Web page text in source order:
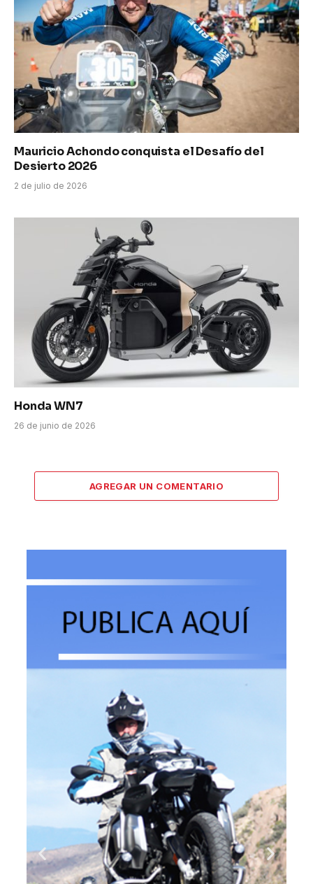
Mauricio Achondo conquista el Desafío del
Desierto 2026
2 de julio de 2026
Honda WN7
26 de junio de 2026
AGREGAR UN COMENTARIO